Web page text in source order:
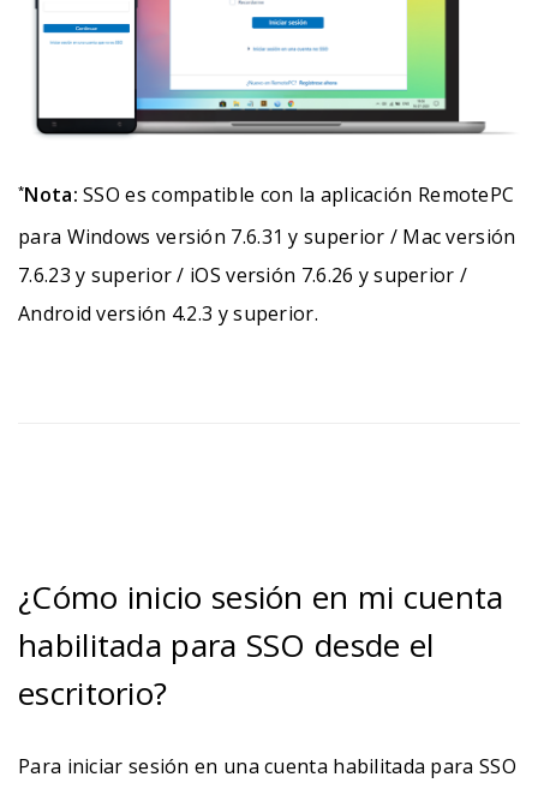
*Nota: SSO es compatible con la aplicación RemotePC
para Windows versión 7.6.31 y superior / Mac versión
7.6.23 y superior / iOS versión 7.6.26 y superior /
Android versión 4.2.3 y superior.
¿Cómo inicio sesión en mi cuenta
habilitada para SSO desde el
escritorio?
Para iniciar sesión en una cuenta habilitada para SSO